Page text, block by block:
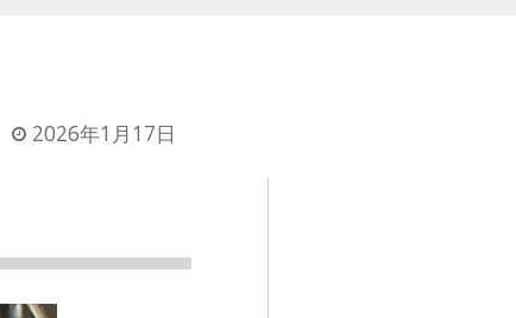
2026年1月17日